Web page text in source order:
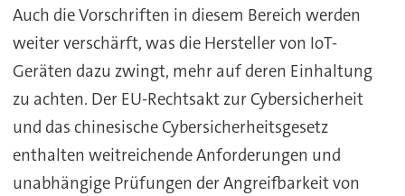
Auch die Vorschriften in diesem Bereich werden
weiter verschärft, was die Hersteller von IoT-
Geräten dazu zwingt, mehr auf deren Einhaltung
zu achten. Der EU-Rechtsakt zur Cybersicherheit
und das chinesische Cybersicherheitsgesetz
enthalten weitreichende Anforderungen und
unabhängige Prüfungen der Angreifbarkeit von